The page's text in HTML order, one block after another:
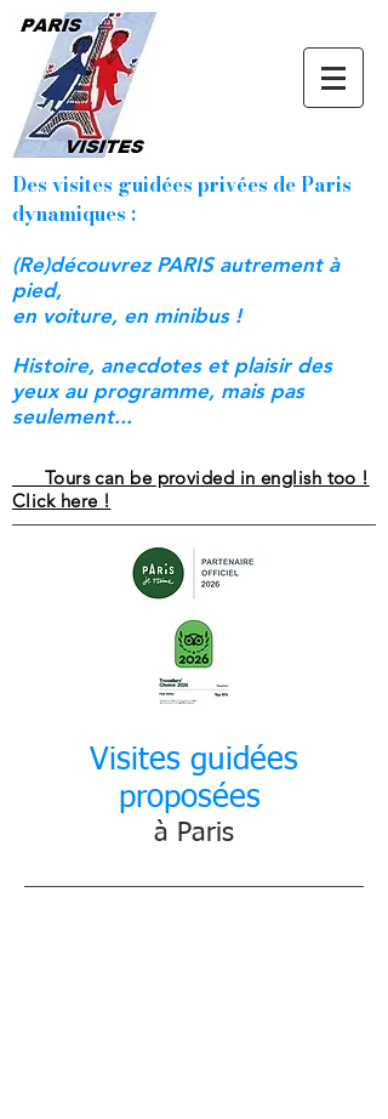
Des visites guidées privées de Paris
dynamiques :
(Re)découvrez PARIS autrement à
pied,
en voiture, en minibus !
Histoire, anecdotes et plaisir des
yeux au programme, mais pas
seulement...
Tours can be provided in english too !
Click here !
Visites guidées
proposées
à Paris